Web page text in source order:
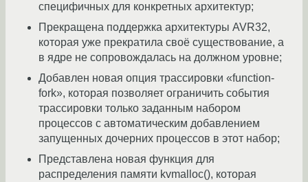
специфичных для конкретных архитектур;
Прекращена поддержка архитектуры AVR32,
которая уже прекратила своё существование, а
в ядре не сопровождалась на должном уровне;
Добавлен новая опция трассировки «function-
fork», которая позволяет ограничить события
трассировки только заданным набором
процессов с автоматическим добавлением
запущенных дочерних процессов в этот набор;
Представлена новая функция для
распределения памяти kvmalloc(), которая